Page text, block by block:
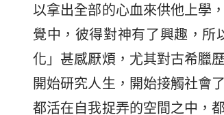
以拿出全部的心血來供他上學
覺中，彼得對神有了興趣，所
化」甚感厭煩，尤其對古希臘
開始研究人生，開始接觸社會
都活在自我捉弄的空間之中，